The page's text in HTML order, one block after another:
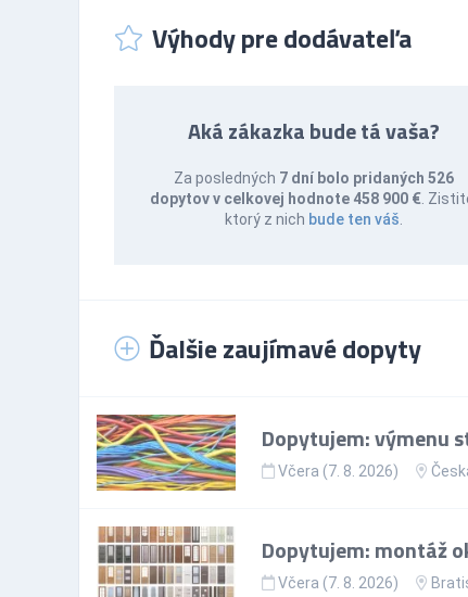
Výhody pre dodávateľa
Aká zákazka bude tá vaša?
Za posledných 7 dní bolo pridaných 526
dopytov v celkovej hodnote 458 900 €.
ktorý z nich bude ten váš
Ďalšie zaujímavé dopyty
Dopytujem: výmenu
Včera (7. 8. 2026)
Dopytujem: montáž
Včera (7. 8. 2026)